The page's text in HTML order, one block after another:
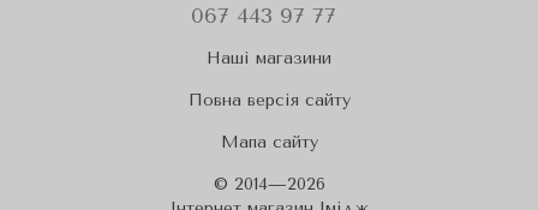
067 443 97 77
Наші магазини
Повна версія сайту
Мапа сайту
© 2014—2026